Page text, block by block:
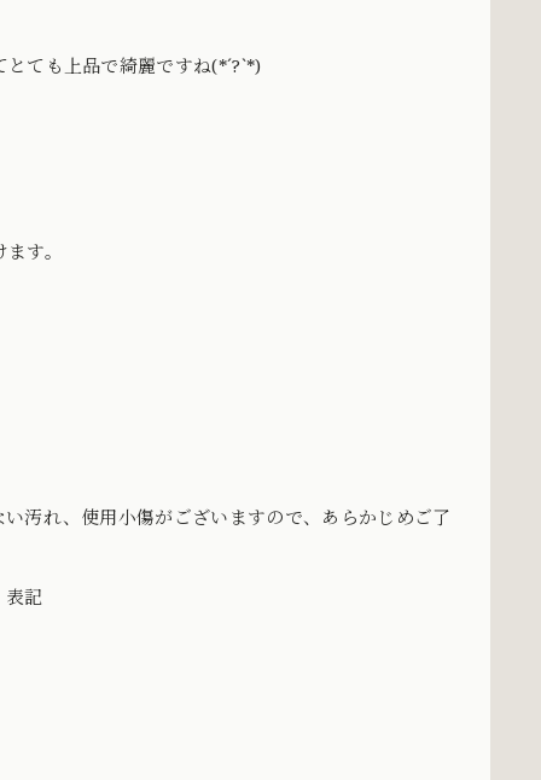
ても上品で綺麗ですね(*´?`*)
す。
汚れ、使用小傷がございますので、あらかじめご了
表記